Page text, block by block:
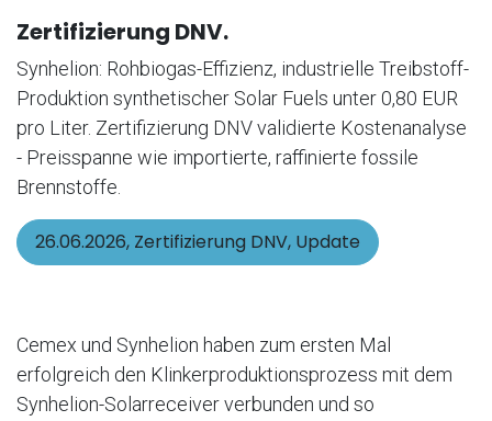
Zertifizierung DNV.
Synhelion: Rohbiogas-Effizienz, industrielle Treibstoff-
Produktion synthetischer Solar Fuels unter 0,80 EUR
pro Liter. Zertifizierung DNV validierte Kostenanalyse
- Preisspanne wie importierte, raffinierte fossile
Brennstoffe.
26.06.2026, Zertifizierung DNV, Update
Cemex und Synhelion haben zum ersten Mal
erfolgreich den Klinkerproduktionsprozess mit dem
Synhelion-Solarreceiver verbunden und so